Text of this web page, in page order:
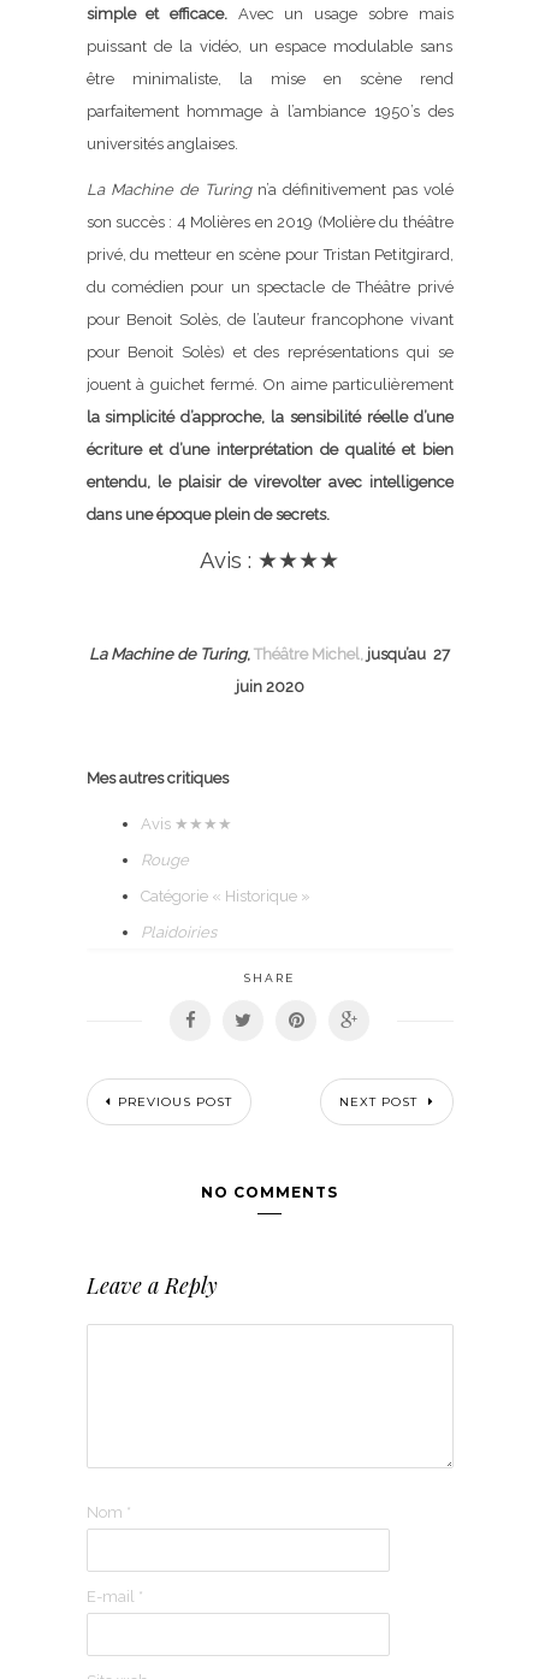
simple et efficace. Avec un usage sobre mais
puissant de la vidéo, un espace modulable sans
être minimaliste, la mise en scène rend
parfaitement hommage à l’ambiance 1950’s des
universités anglaises.
La Machine de Turingn’a définitivement pas volé
son succès : 4 Molières en 2019 (Molière du théâtre
privé, du metteur en scène pour Tristan Petitgirard,
du comédien pour un spectacle de Théâtre privé
pour Benoit Solès, de l’auteur francophone vivant
pour Benoit Solès) et des représentations qui se
jouent à guichet fermé. On aime particulièrement
la simplicité d’approche, la sensibilité réelle d’une
écriture et d’une interprétation de qualité et bien
entendu, le plaisir de virevolter avec intelligence
dans une époque plein de secrets.
Avis : ★★★★
La Machine de Turing, Théâtre Michel, jusqu’au 27
juin 2020
Mes autres critiques
Avis ★★★★
Rouge
Catégorie « Historique »
Plaidoiries
SHARE
PREVIOUS POST NEXT POST
NO COMMENTS
Leave a Reply
Nom *
E-mail *